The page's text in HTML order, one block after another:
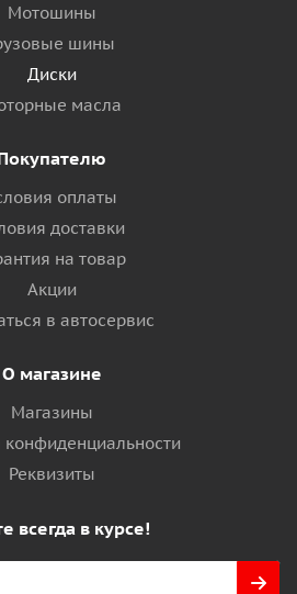
Мотошины
шины
Диски
масла
оплаты
доставки
на товар
Акции
в автосервис
О магазине
Магазины
конфиденциальности
Реквизиты
всегда в курсе!